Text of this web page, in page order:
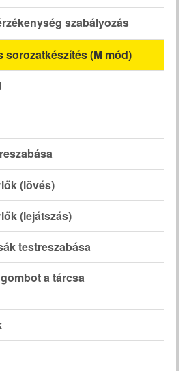
szabályozás
sorozatkészítés (M mód)
(lövés)
(lejátszás)
testreszabása
a tárcsa